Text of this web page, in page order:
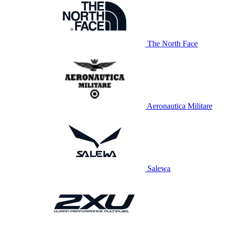
The North Face
Aeronautica Militare
Salewa